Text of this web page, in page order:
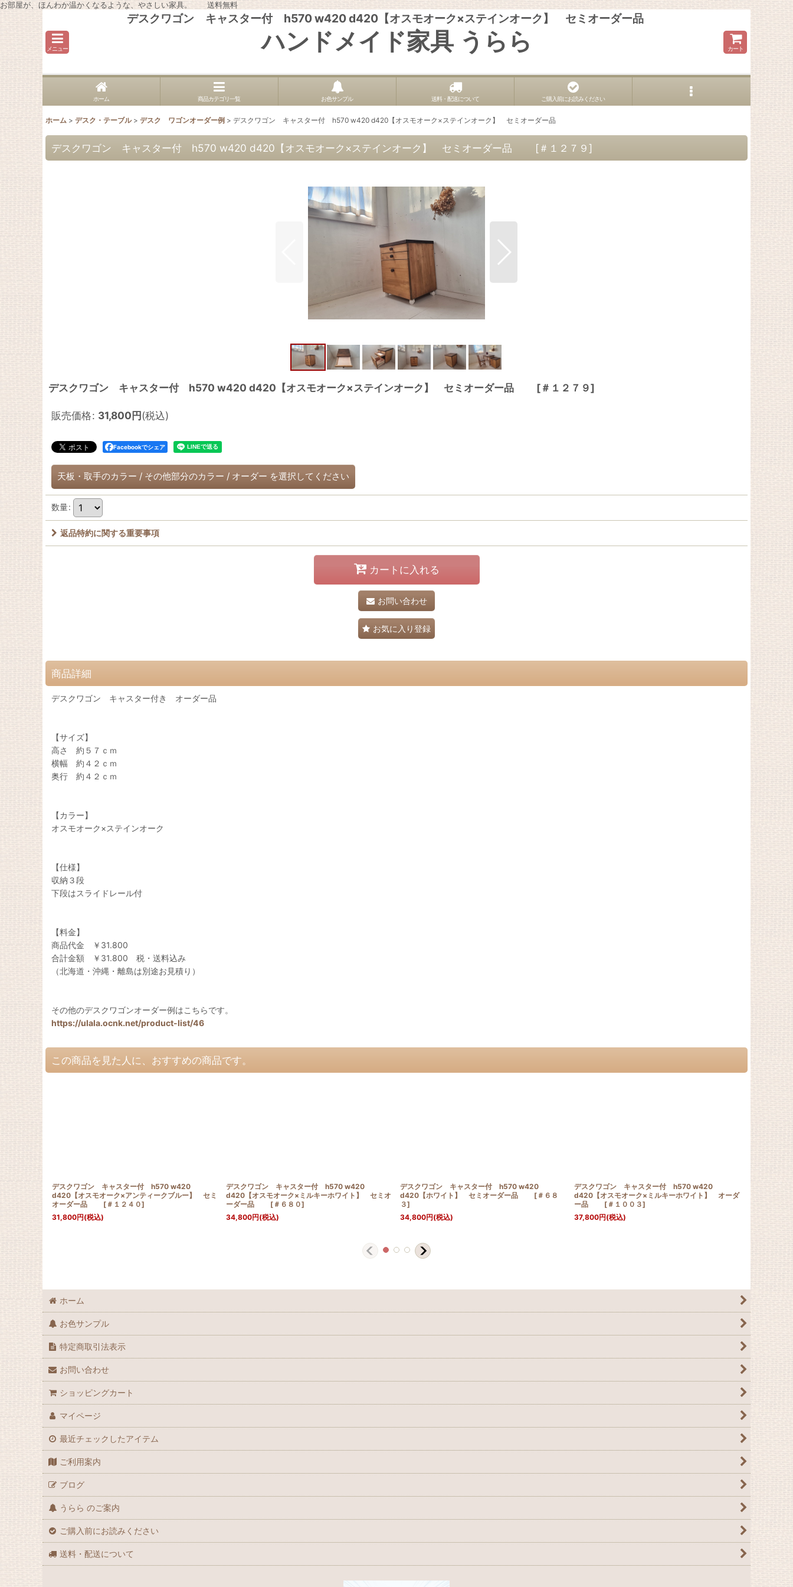
お部屋が、ほんわか温かくなるような、やさしい家具。 送料無料
デスクワゴン キャスター付 h570 w420 d420【オスモオーク×ステインオーク】 セミオーダー品
メニュー ハンドメイド家具 うらら カート
ホーム 商品カテゴリ一覧 お色サンプル 送料・配送について ご購入前にお読みください
ホーム > デスク・テーブル > デスク ワゴンオーダー例 > デスクワゴン キャスター付 h570 w420 d420【オスモオーク×ステインオーク】 セミオーダー品
デスクワゴン キャスター付 h570 w420 d420【オスモオーク×ステインオーク】 セミオーダー品 [＃１２７９]
デスクワゴン キャスター付 h570 w420 d420【オスモオーク×ステインオーク】 セミオーダー品 [＃１２７９]
販売価格: 31,800円(税込)
Facebookでシェア
天板・取手のカラー / その他部分のカラー / オーダー を選択してください
数量:
返品特約に関する重要事項
カートに入れる
お問い合わせ
お気に入り登録
商品詳細
デスクワゴン キャスター付き オーダー品
【サイズ】
高さ 約５７ｃｍ
横幅 約４２ｃｍ
奥行 約４２ｃｍ
【カラー】
オスモオーク×ステインオーク
【仕様】
収納３段
下段はスライドレール付
【料金】
商品代金 ￥31.800
合計金額 ￥31.800 税・送料込み
（北海道・沖縄・離島は別途お見積り）
その他のデスクワゴンオーダー例はこちらです。
https://ulala.ocnk.net/product-list/46
この商品を見た人に、おすすめの商品です。
デスクワゴン キャスター付 h570 w420
d420【オスモオーク×アンティークブルー】 セミ
オーダー品
[ ＃１２４０]
31,800円(税込)
デスクワゴン キャスター付 h570 w420
d420【オスモオーク×ミルキーホワイト】 セミオ
ーダー品
[ ＃６８０]
34,800円(税込)
デスクワゴン キャスター付 h570 w420
d420【ホワイト】 セミオーダー品
[ ＃６８
３]
34,800円(税込)
デスクワゴン キャスター付 h570 w420
d420【オスモオーク×ミルキーホワイト】 オーダ
ー品
[ ＃１００３]
37,800円(税込)
(
ホーム
お色サンプル
特定商取引法表示
お問い合わせ
ショッピングカート
マイページ
最近チェックしたアイテム
ご利用案内
ブログ
うらら のご案内
ご購入前にお読みください
送料・配送について